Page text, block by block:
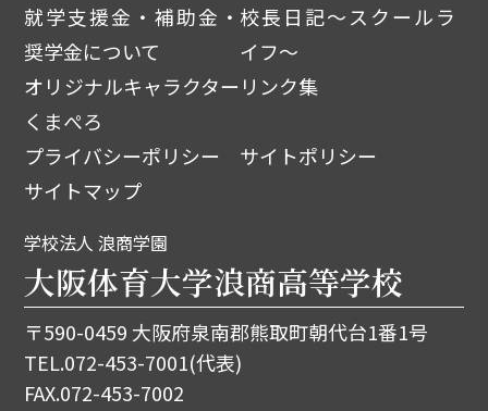
就学支援金・補助金・
奨学金について
校長日記～スクールラ
イフ～
オリジナルキャラクター
くまぺろ
リンク集
プライバシーポリシー
サイトポリシー
サイトマップ
学校法人 浪商学園
大阪体育大学浪商高等学校
〒590-0459 大阪府泉南郡熊取町朝代台1番1号
TEL.072-453-7001(代表)
FAX.072-453-7002